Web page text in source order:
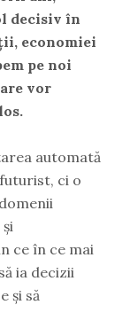
decisiv în
economiei
pe noi
vor
automată
ci o
ce în ce mai
ia decizii
și să